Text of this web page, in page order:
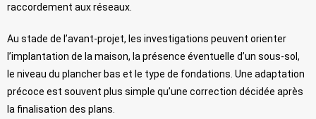
raccordement aux réseaux.
Au stade de l’avant-projet, les investigations peuvent orienter
l’implantation de la maison, la présence éventuelle d’un sous-sol,
le niveau du plancher bas et le type de fondations. Une adaptation
précoce est souvent plus simple qu’une correction décidée après
la finalisation des plans.